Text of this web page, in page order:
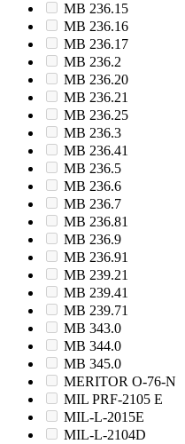
MB 236.15
MB 236.16
MB 236.17
MB 236.2
MB 236.20
MB 236.21
MB 236.25
MB 236.3
MB 236.41
MB 236.5
MB 236.6
MB 236.7
MB 236.81
MB 236.9
MB 236.91
MB 239.21
MB 239.41
MB 239.71
MB 343.0
MB 344.0
MB 345.0
MERITOR O-76-N
MIL PRF-2105 E
MIL-L-2015E
MIL-L-2104D